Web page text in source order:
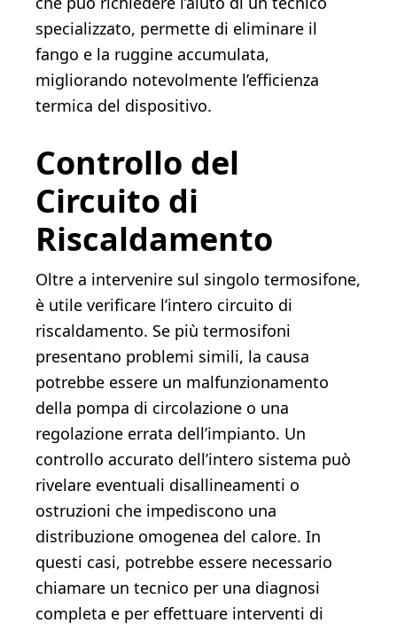
specializzato, permette di eliminare il
fango e la ruggine accumulata,
migliorando notevolmente l’efficienza
termica del dispositivo.
Controllo del
Circuito di
Riscaldamento
Oltre a intervenire sul singolo termosifone,
è utile verificare l’intero circuito di
riscaldamento. Se più termosifoni
presentano problemi simili, la causa
potrebbe essere un malfunzionamento
della pompa di circolazione o una
regolazione errata dell’impianto. Un
controllo accurato dell’intero sistema può
rivelare eventuali disallineamenti o
ostruzioni che impediscono una
distribuzione omogenea del calore. In
questi casi, potrebbe essere necessario
chiamare un tecnico per una diagnosi
completa e per effettuare interventi di